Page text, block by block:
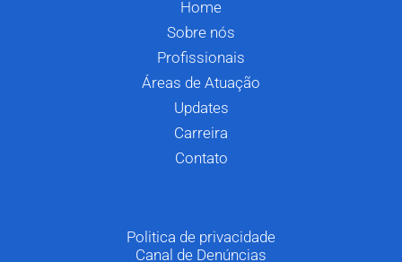
Home
Sobre nós
Profissionais
Áreas de Atuação
Updates
Carreira
Contato
Politica de privacidade
Canal de Denúncias